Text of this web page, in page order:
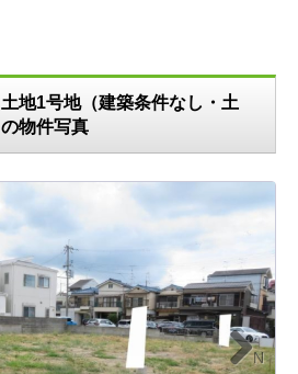
地1号地（建築条件なし・土
物件写真
N